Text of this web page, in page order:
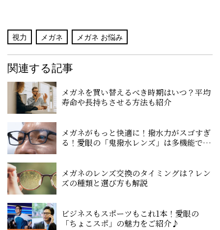
視力 メガネ メガネ お悩み
関連する記事
メガネを買い替えるべき時期はいつ？平均
寿命や長持ちさせる方法も紹介
メガネがもっと快適に！撥水力がスゴすぎ
る！愛眼の「鬼撥水レンズ」は多機能で超
メガネのレンズ交換のタイミングは？レン
ズの種類と選び方も解説
ビジネスもスポーツもこれ1本！愛眼の
「ちょこスポ」の魅力をご紹介♪